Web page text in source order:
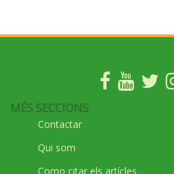
MÉS SECCIONS
Contactar
Qui som
Como citar els artícles